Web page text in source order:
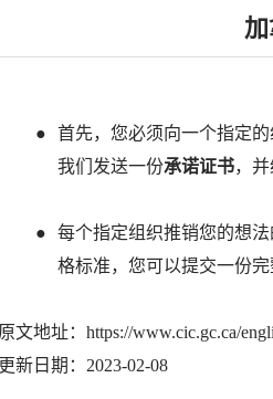
首先，您必须向一个指定
我们发送一份承诺证书，
每个指定组织推销您的想
格标准，您可以提交一份
原文地址：https://www.cic.gc.ca/
更新日期：2023-02-08